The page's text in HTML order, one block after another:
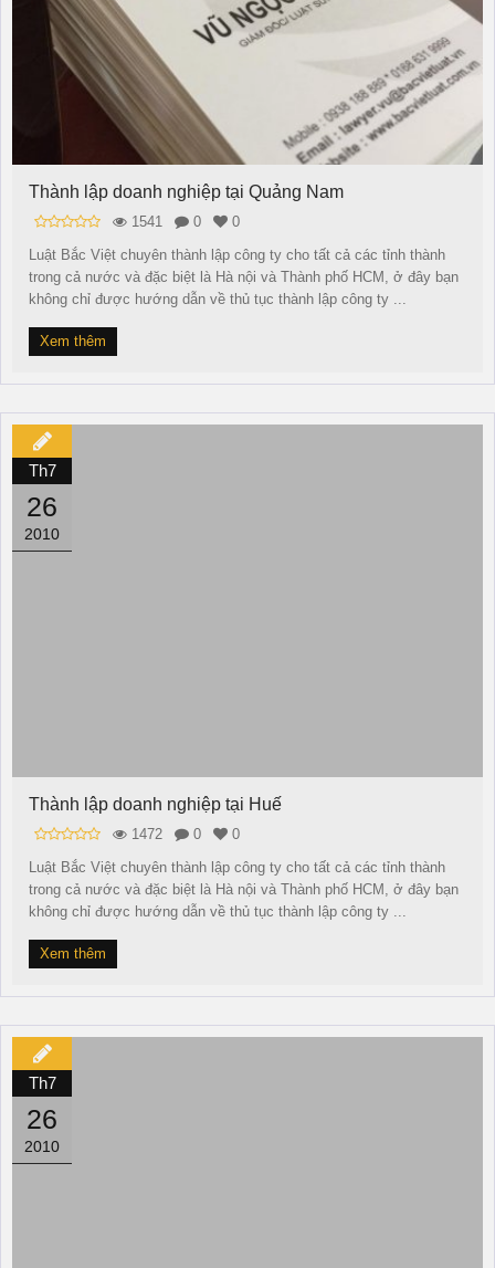
Thành lập doanh nghiệp tại Quảng Nam
1541 0
0
Luật Bắc Việt chuyên thành lập công ty cho tất cả các tỉnh thành
trong cả nước và đặc biệt là Hà nội và Thành phố HCM, ở đây bạn
không chỉ được hướng dẫn về thủ tục thành lập công ty ...
Xem thêm
Th7
26
2010
Thành lập doanh nghiệp tại Huế
1472 0
0
Luật Bắc Việt chuyên thành lập công ty cho tất cả các tỉnh thành
trong cả nước và đặc biệt là Hà nội và Thành phố HCM, ở đây bạn
không chỉ được hướng dẫn về thủ tục thành lập công ty ...
Xem thêm
Th7
26
2010